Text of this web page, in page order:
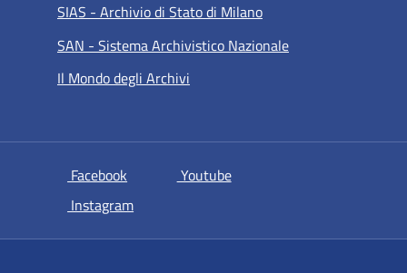
SIAS - Archivio di Stato di Milano
SAN - Sistema Archivistico Nazionale
Il Mondo degli Archivi
Facebook si apre in una nuova scheda
Youtubesi apre in una nuova scheda
Instagramsi apre in una nuova scheda